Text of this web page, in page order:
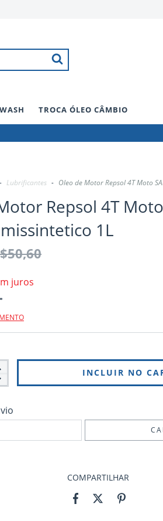
TROCA ÓLEO CÂMBIO
- Lubrificantes - Oleo de Motor Repsol 4T Moto
Repsol 4T
1L
juros
COMPARTILHAR